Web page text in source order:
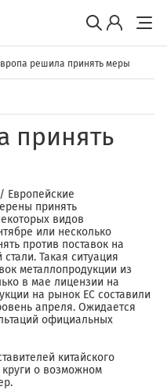
решила принять меры
принять
Европейские
принять
видов
или несколько
против поставок на
Такая ситуация
металлопродукции из
в мае лицензии на
на рынок ЕС составили
апреля. Ожидается
официальных
китайского
о возможном